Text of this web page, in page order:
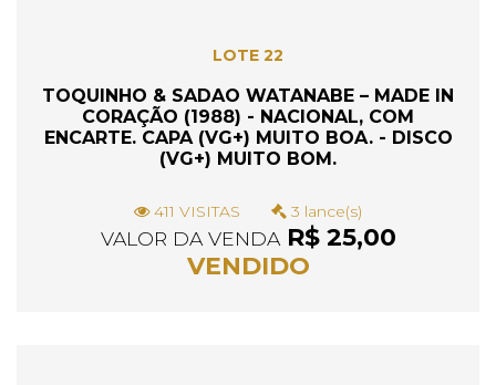
LOTE 22
TOQUINHO & SADAO WATANABE – MADE IN
CORAÇÃO (1988) - NACIONAL, COM
ENCARTE. CAPA (VG+) MUITO BOA. - DISCO
(VG+) MUITO BOM.
411 VISITAS 3 lance(s)
VALOR DA VENDAR$ 25,00
VENDIDO